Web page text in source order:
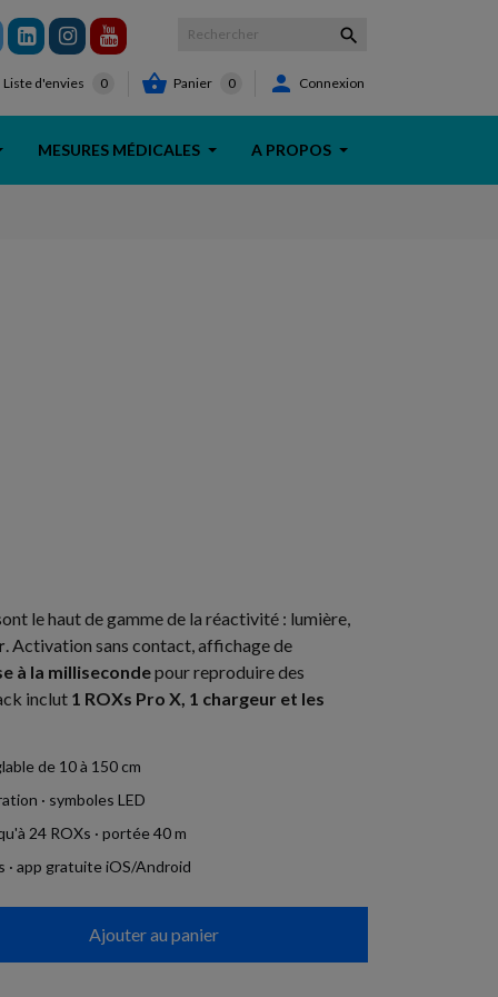

Liste d'envies 0  Panier 0  Connexion
MESURES MÉDICALES A PROPOS
le haut de gamme de la réactivité : lumière,
. Activation sans contact, affichage de
à la millisecondepour reproduire des
inclut 1 ROXs Pro X, 1 chargeur et les
de 10 à 150 cm
· symboles LED
24 ROXs · portée 40 m
app gratuite iOS/Android
Ajouter au panier